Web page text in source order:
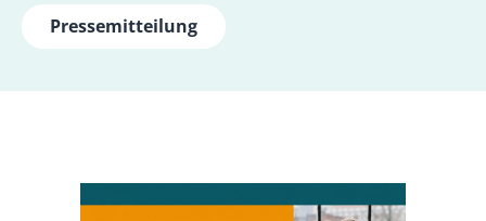
Pressemitteilung